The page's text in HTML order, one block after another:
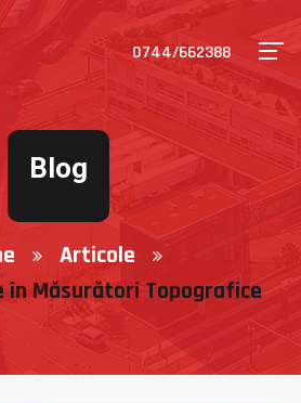
0744/662388
Blog
Articole
în Măsurători Topografice